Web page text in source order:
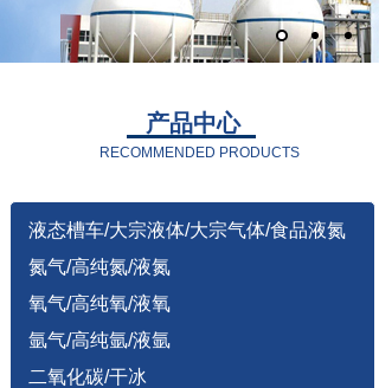
产品中心
RECOMMENDED PRODUCTS
液态槽车/大宗液体/大宗气体/食品液氮
氮气/高纯氮/液氮
氧气/高纯氧/液氧
氩气/高纯氩/液氩
二氧化碳/干冰